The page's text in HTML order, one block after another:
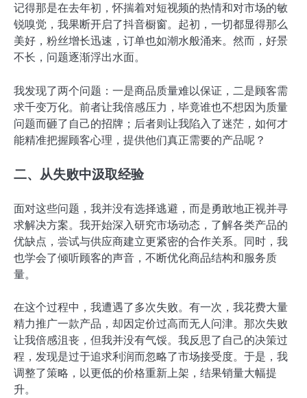
记得那是在去年初，怀揣着对短视频的热情和对市场的敏
锐嗅觉，我果断开启了抖音橱窗。起初，一切都显得那么
美好，粉丝增长迅速，订单也如潮水般涌来。然而，好景
不长，问题逐渐浮出水面。
我发现了两个问题：一是商品质量难以保证，二是顾客需
求千变万化。前者让我倍感压力，毕竟谁也不想因为质量
问题而砸了自己的招牌；后者则让我陷入了迷茫，如何才
能精准把握顾客心理，提供他们真正需要的产品呢？
二、从失败中汲取经验
面对这些问题，我并没有选择逃避，而是勇敢地正视并寻
求解决方案。我开始深入研究市场动态，了解各类产品的
优缺点，尝试与供应商建立更紧密的合作关系。同时，我
也学会了倾听顾客的声音，不断优化商品结构和服务质
量。
在这个过程中，我遭遇了多次失败。有一次，我花费大量
精力推广一款产品，却因定价过高而无人问津。那次失败
让我倍感沮丧，但我并没有气馁。我反思了自己的决策过
程，发现是过于追求利润而忽略了市场接受度。于是，我
调整了策略，以更低的价格重新上架，结果销量大幅提
升。